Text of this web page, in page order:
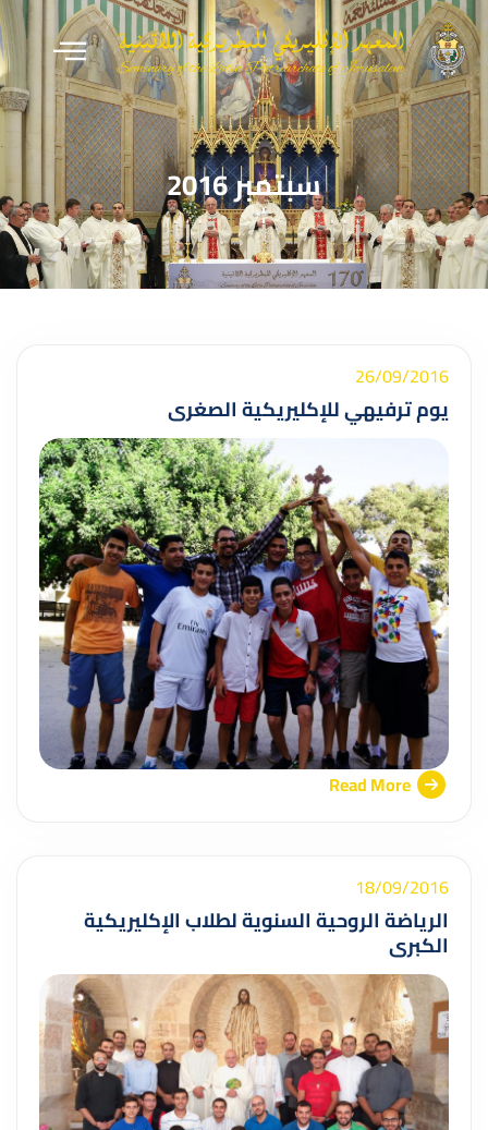
سبتمبر 2016
26/09/2016
يوم ترفيهي للإكليريكية الصغرى
Read More
18/09/2016
الرياضة الروحية السنوية لطلاب الإكليريكية
الكبرى